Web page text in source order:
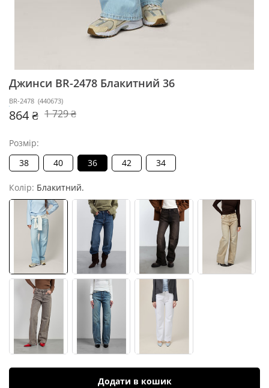
Джинси BR-2478 Блакитний 36
BR-2478 (440673)
864 ₴ 1 729 ₴
Розмір:
38
40 36 42 34
Колір: Блакитний.
Додати в кошик